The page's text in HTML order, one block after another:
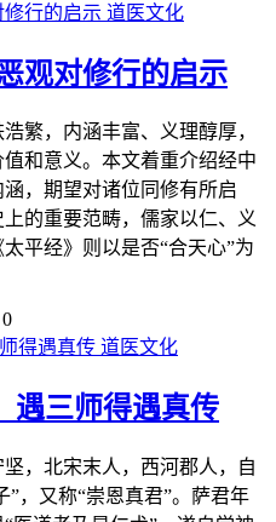
道医文化
观对修行的启示
繁，内涵丰富、义理醇厚，
和意义。本文着重介绍经中
，期望对诸位同修有所启
的重要范畴，儒家以仁、义
平经》则以是否“合天心”为
0
道医文化
遇三师得遇真传
，北宋末人，西河郡人，自
”，又称“崇恩真君”。萨君年